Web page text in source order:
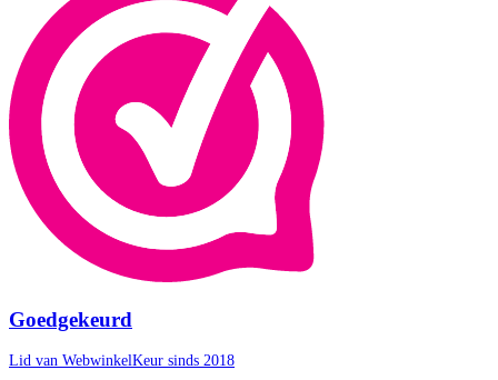
Goedgekeurd
Lid van WebwinkelKeur sinds 2018